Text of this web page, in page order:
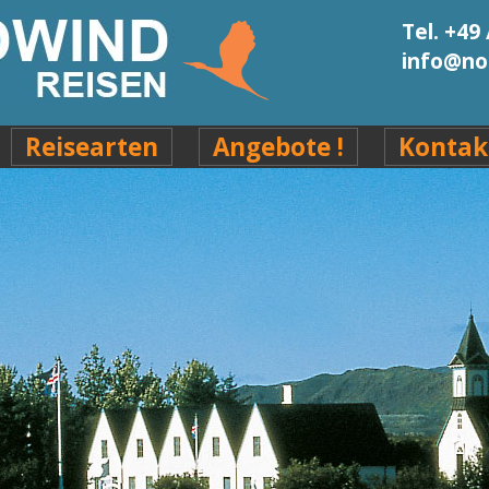
Tel. +49
Reisearten Angebote !